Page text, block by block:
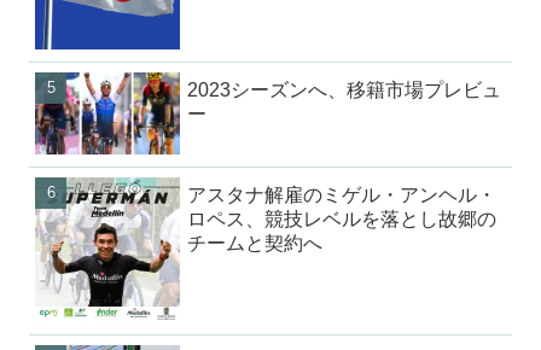
2023シーズンへ、移籍市場プレビュ
ー
アスタナ解雇のミゲル・アンヘル・
ロペス、競技レベルを落とし故郷の
チームと契約へ